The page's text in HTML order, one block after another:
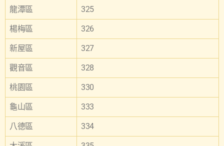
龍潭區 325
楊梅區 326
新屋區 327
觀音區 328
桃園區 330
龜山區 333
八德區 334